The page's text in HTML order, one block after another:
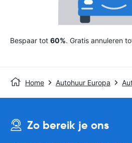
Bespaar tot 60%. Gratis annuleren
Home Autohuur Europa
Zo bereik je ons